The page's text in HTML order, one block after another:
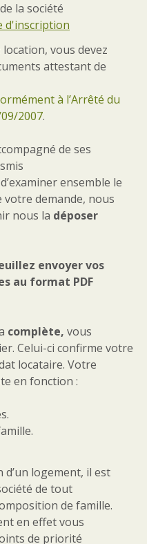
la société
d'inscription
vous devez
attestant de
à l’Arrêté du
2007.
de ses
ensemble le
votre demande, nous
nous la déposer
envoyer vos
au format PDF
complète, vous
Celui-ci confirme votre
locataire. Votre
en fonction :
d’un logement, il est
de tout
de famille.
en effet vous
de priorité